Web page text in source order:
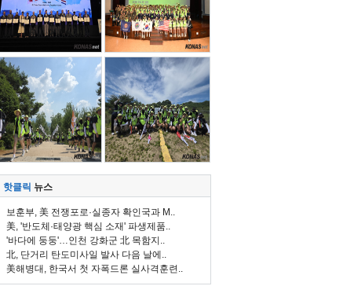
핫클릭 뉴스
보훈부, 美 전쟁포로·실종자 확인국과 M..
美, '반도체·태양광 핵심 소재' 파생제품..
'바다에 둥둥'…인천 강화군 北 목함지..
北, 단거리 탄도미사일 발사 다음 날에..
美해병대, 한국서 첫 자폭드론 실사격훈련..